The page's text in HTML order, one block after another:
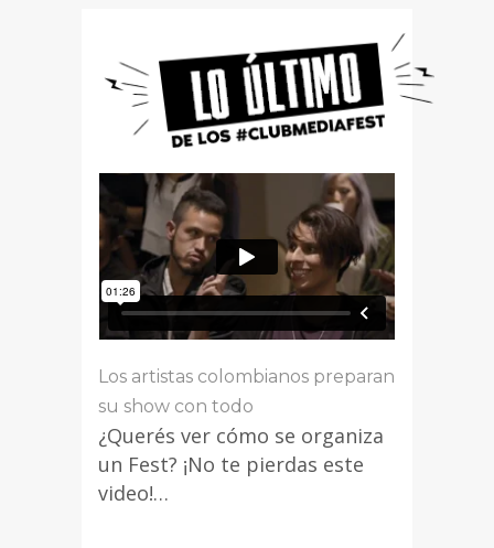
Los artistas colombianos preparan
su show con todo
¿Querés ver cómo se organiza
un Fest? ¡No te pierdas este
video!…